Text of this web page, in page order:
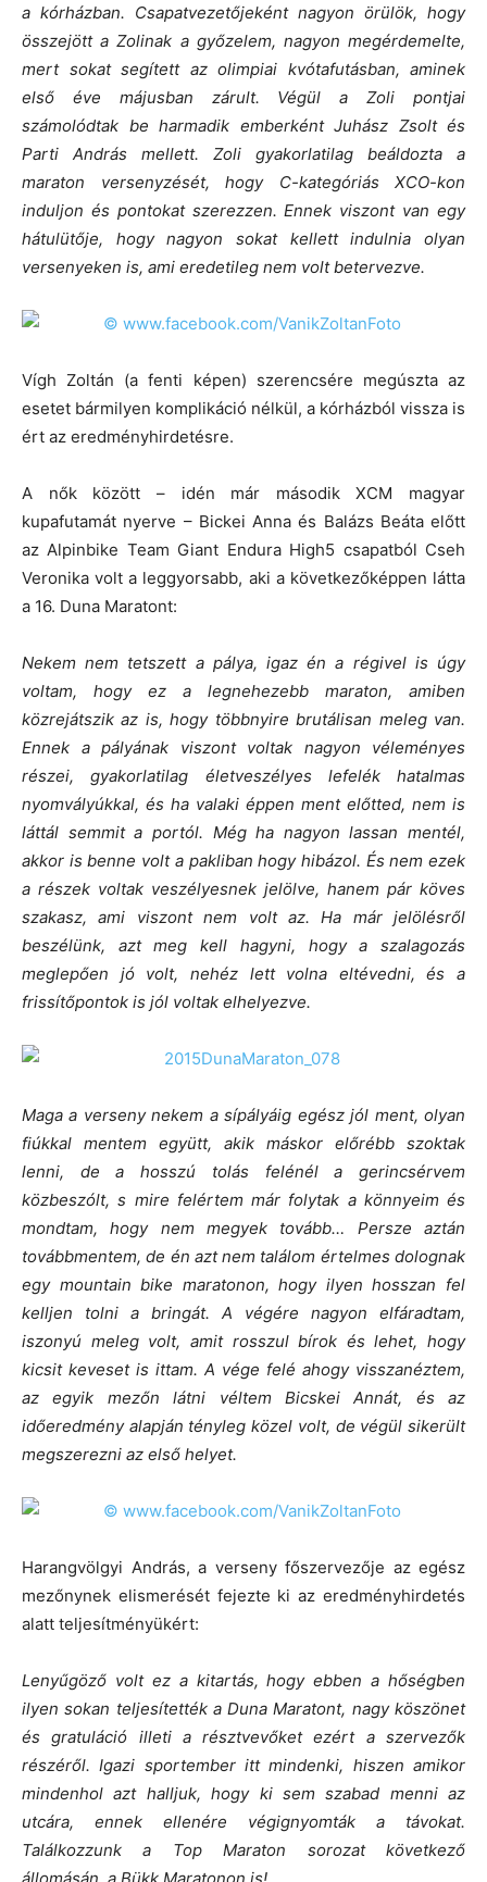
a kórházban. Csapatvezetőjeként nagyon örülök, hogy
összejött a Zolinak a győzelem, nagyon megérdemelte,
mert sokat segített az olimpiai kvótafutásban, aminek
első éve májusban zárult. Végül a Zoli pontjai
számolódtak be harmadik emberként Juhász Zsolt és
Parti András mellett. Zoli gyakorlatilag beáldozta a
maraton versenyzését, hogy C-kategóriás XCO-kon
induljon és pontokat szerezzen. Ennek viszont van egy
hátulütője, hogy nagyon sokat kellett indulnia olyan
versenyeken is, ami eredetileg nem volt betervezve.
Vígh Zoltán (a fenti képen) szerencsére megúszta az
esetet bármilyen komplikáció nélkül, a kórházból vissza is
ért az eredményhirdetésre.
A nők között – idén már második XCM magyar
kupafutamát nyerve – Bickei Anna és Balázs Beáta előtt
az Alpinbike Team Giant Endura High5 csapatból Cseh
Veronika volt a leggyorsabb, aki a következőképpen látta
a 16. Duna Maratont:
Nekem nem tetszett a pálya, igaz én a régivel is úgy
voltam, hogy ez a legnehezebb maraton, amiben
közrejátszik az is, hogy többnyire brutálisan meleg van.
Ennek a pályának viszont voltak nagyon véleményes
részei, gyakorlatilag életveszélyes lefelék hatalmas
nyomvályúkkal, és ha valaki éppen ment előtted, nem is
láttál semmit a portól. Még ha nagyon lassan mentél,
akkor is benne volt a pakliban hogy hibázol. És nem ezek
a részek voltak veszélyesnek jelölve, hanem pár köves
szakasz, ami viszont nem volt az. Ha már jelölésről
beszélünk, azt meg kell hagyni, hogy a szalagozás
meglepően jó volt, nehéz lett volna eltévedni, és a
frissítőpontok is jól voltak elhelyezve.
Maga a verseny nekem a sípályáig egész jól ment, olyan
fiúkkal mentem együtt, akik máskor előrébb szoktak
lenni, de a hosszú tolás felénél a gerincsérvem
közbeszólt, s mire felértem már folytak a könnyeim és
mondtam, hogy nem megyek tovább… Persze aztán
továbbmentem, de én azt nem találom értelmes dolognak
egy mountain bike maratonon, hogy ilyen hosszan fel
kelljen tolni a bringát. A végére nagyon elfáradtam,
iszonyú meleg volt, amit rosszul bírok és lehet, hogy
kicsit keveset is ittam. A vége felé ahogy visszanéztem,
az egyik mezőn látni véltem Bicskei Annát, és az
időeredmény alapján tényleg közel volt, de végül sikerült
megszerezni az első helyet.
Harangvölgyi András, a verseny főszervezője az egész
mezőnynek elismerését fejezte ki az eredményhirdetés
alatt teljesítményükért:
Lenyűgöző volt ez a kitartás, hogy ebben a hőségben
ilyen sokan teljesítették a Duna Maratont, nagy köszönet
és gratuláció illeti a résztvevőket ezért a szervezők
részéről. Igazi sportember itt mindenki, hiszen amikor
mindenhol azt halljuk, hogy ki sem szabad menni az
utcára, ennek ellenére végignyomták a távokat.
Találkozzunk a Top Maraton sorozat következő